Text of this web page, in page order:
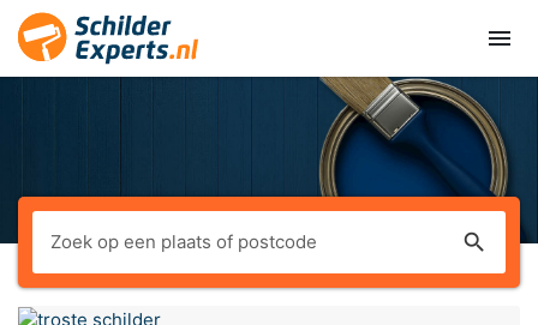
menu
search